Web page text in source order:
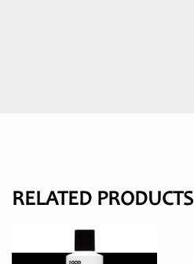
RELATED PRODUCTS